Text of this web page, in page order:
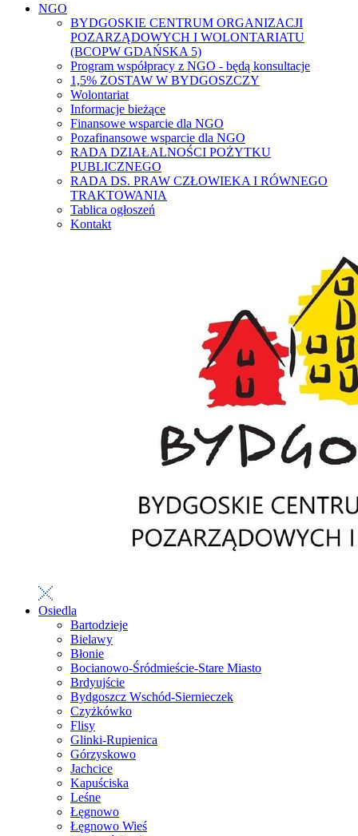
NGO
BYDGOSKIE CENTRUM ORGANIZACJI
POZARZĄDOWYCH I WOLONTARIATU
(BCOPW GDAŃSKA 5)
Program współpracy z NGO - będą konsultacje
1,5% ZOSTAW W BYDGOSZCZY
Wolontariat
Informacje bieżące
Finansowe wsparcie dla NGO
Pozafinansowe wsparcie dla NGO
RADA DZIAŁALNOŚCI POŻYTKU
PUBLICZNEGO
RADA DS. PRAW CZŁOWIEKA I RÓWNEGO
TRAKTOWANIA
Tablica ogłoszeń
Kontakt
Osiedla
Bartodzieje
Bielawy
Błonie
Bocianowo-Śródmieście-Stare Miasto
Brdyujście
Bydgoszcz Wschód-Siernieczek
Czyżkówko
Flisy
Glinki-Rupienica
Górzyskowo
Jachcice
Kapuściska
Leśne
Łęgnowo
Łęgnowo Wieś